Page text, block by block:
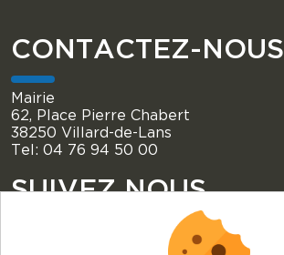
CONTACTEZ-NOUS
Mairie
62, Place Pierre Chabert
38250 Villard-de-Lans
Tel: 04 76 94 50 00
SUIVEZ NOUS